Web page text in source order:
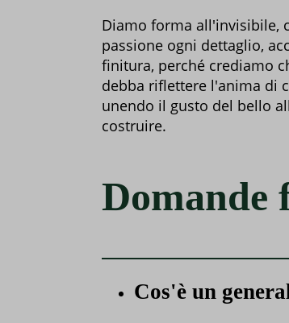
Diamo forma all'invisibile,
passione ogni dettaglio,
finitura, perché crediamo
debba riflettere l'anima di
unendo il gusto del bello
costruire.
Domande
Cos'è un